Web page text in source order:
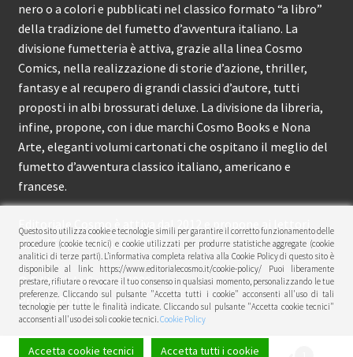
nero o a colori e pubblicati nel classico formato “a libro”
della tradizione del fumetto d’avventura italiano. La
divisione fumetteria è attiva, grazie alla linea Cosmo
Comics, nella realizzazione di storie d’azione, thriller,
fantasy e al recupero di grandi classici d’autore, tutti
proposti in albi brossurati deluxe. La divisione da libreria,
infine, propone, con i due marchi Cosmo Books e Nona
Arte, eleganti volumi cartonati che ospitano il meglio del
fumetto d’avventura classico italiano, americano e
francese.
Editoriale Cosmo è attiva dal 2012 e propone ai lettori
circa 150 pubblicazioni l’anno.
© Editoriale Cosmo 2026
Privacy Policy
Questo sito utilizza cookie e tecnologie simili per garantire il corretto funzionamento delle
procedure (cookie tecnici) e cookie utilizzati per produrre statistiche aggregate (cookie
analitici di terze parti). L’informativa completa relativa alla Cookie Policy di questo sito è
disponibile al link: https://www.editorialecosmo.it/cookie-policy/ Puoi liberamente
prestare, rifiutare o revocare il tuo consenso in qualsiasi momento, personalizzando le tue
preferenze. Cliccando sul pulsante "Accetta tutti i cookie" acconsenti all'uso di tali
tecnologie per tutte le finalità indicate. Cliccando sul pulsante "Accetta cookie tecnici"
acconsenti all'uso dei soli cookie tecnici.Cookie Policy
Accetta cookie tecnici Accetta tutti i cookie